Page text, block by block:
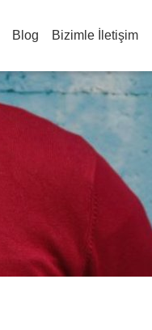
Blog Bizimle İletişim